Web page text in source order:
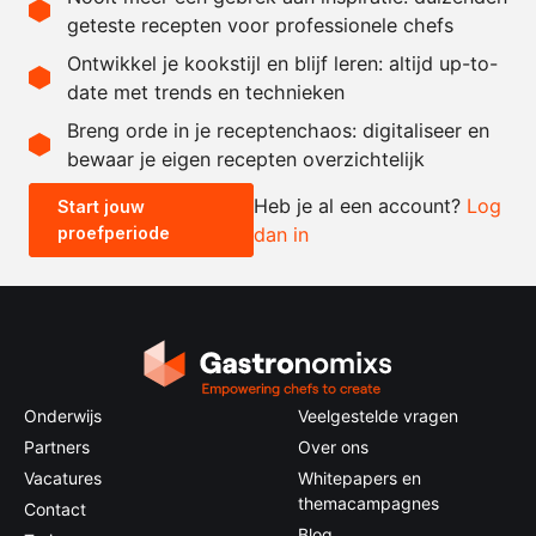
naar
zout
Recept omrekenen
- +
0.5x 1x 2x
geteste recepten voor professionele chefs
Ontwikkel je kookstijl en blijf leren: altijd up-to-
date met trends en technieken
Breng orde in je receptenchaos: digitaliseer en
bewaar je eigen recepten overzichtelijk
Start jouw
proefperiode
Heb je al een account? Log
dan in
Onderwijs
Partners
Vacatures
Contact
Veelgestelde vragen
Over ons
Whitepapers en
themacampagnes